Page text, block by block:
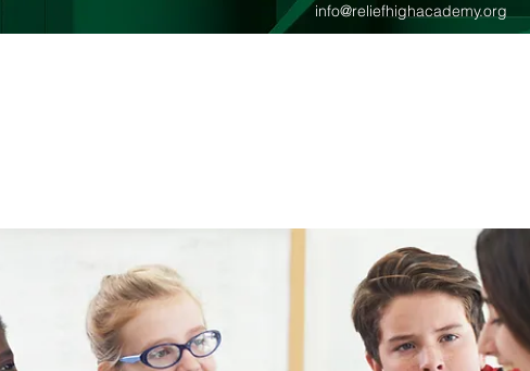
info@reliefhighacademy.org